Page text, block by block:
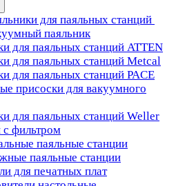
для паяльных станций
паяльник
для паяльных станций ATTEN
для паяльных станций Metcal
для паяльных станций PACE
присоски для вакуумного
для паяльных станций Weller
фильтром
паяльные станции
паяльные станции
для печатных плат